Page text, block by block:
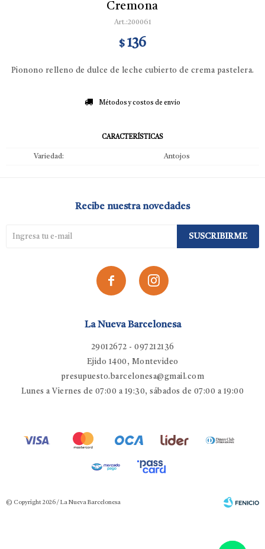
Cremona
200061
$ 136
Pionono relleno de dulce de leche cubierto de crema pastelera.
Métodos y costos de envío
CARACTERÍSTICAS
Variedad Antojos
La Nueva Barcelonesa
29012672 - 097212136
Ejido 1400, Montevideo
presupuesto.barcelonesa@gmail.com
Lunes a Viernes de 07:00 a 19:30, sábados de 07:00 a 19:00
Recibe nuestra novedades
SUSCRIBIRME
 
© Copyright 2026 / La Nueva Barcelonesa